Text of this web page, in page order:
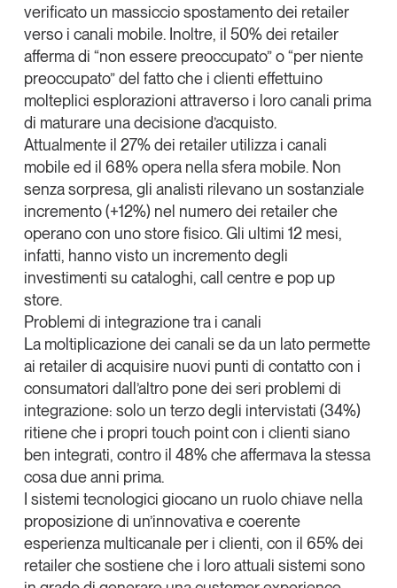
Un anno di
Tendenze2026
Tendenze è il magazine di GS1 Italy che racconta in
modo indipendente il cambiamento e le sfide del largo
consumo e dell’economia a professionisti e
consumatori
GS1 Italy GS1 Italy GS1 Italy
Tendenze
GS1 Italy
verificato un massiccio spostamento dei retailer
verso i canali mobile. Inoltre, il 50% dei retailer
afferma di “non essere preoccupato” o “per niente
preoccupato” del fatto che i clienti effettuino
molteplici esplorazioni attraverso i loro canali prima
di maturare una decisione d’acquisto.
Attualmente il 27% dei retailer utilizza i canali
mobile ed il 68% opera nella sfera mobile. Non
senza sorpresa, gli analisti rilevano un sostanziale
incremento(+12%) nel numero dei retailer che
operano con unostore fisico. Gli ultimi 12 mesi,
infatti, hanno visto un incremento degli
investimenti su cataloghi, call centre e pop up
store.
Problemi di integrazione tra i canali
La moltiplicazione dei canali se da un lato permette
ai retailer di acquisire nuovi punti di contatto con i
consumatori dall’altro pone dei seri problemi di
integrazione: solo un terzo degli intervistati (34%)
ritiene che i propri touch point con i clienti siano
ben integrati, contro il 48% che affermava la stessa
cosa due anni prima.
I sistemi tecnologici giocano un ruolo chiavenella
proposizione di un’innovativa e coerente
esperienza multicanale per i clienti, con il 65% dei
retailer che sostiene che i loro attuali sistemi sono